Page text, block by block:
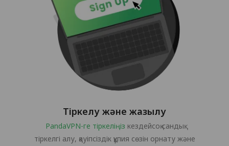
Тіркелу және жазылу
PandaVPN-ге тіркеліңіз кездейсоқ сандық
тіркелгі алу, қауіпсіздік құпия сөзін орнату және